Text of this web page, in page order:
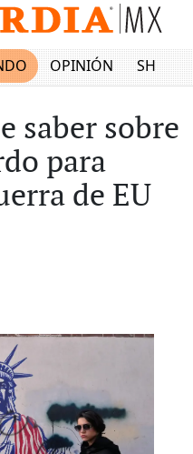
OPINIÓN SHOW
saber sobre
para
de EU